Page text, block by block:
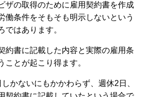
ザの取得のために雇用契約書を作成
働条件をそもそも明示しないという
ではあります。
約書に記載した内容と実際の雇用条
ことが起こり得ます。
かないにもかかわらず、週休2日、